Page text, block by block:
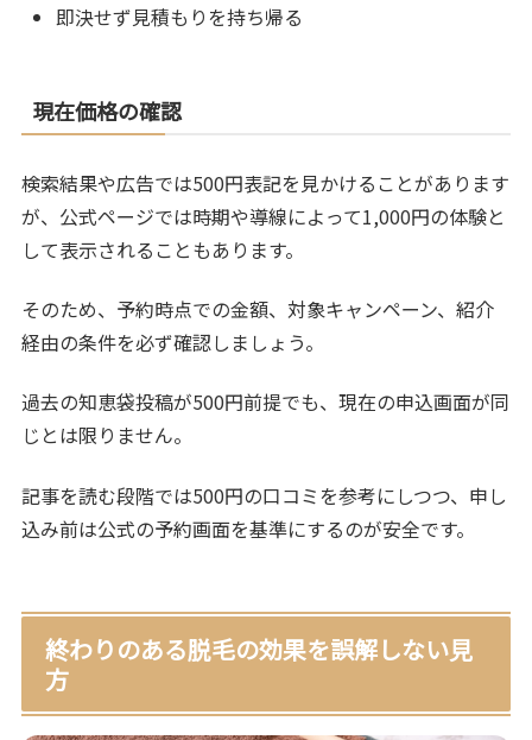
即決せず見積もりを持ち帰る
現在価格の確認
検索結果や広告では500円表記を見かけることがあります
が、公式ページでは時期や導線によって1,000円の体験と
して表示されることもあります。
そのため、予約時点での金額、対象キャンペーン、紹介
経由の条件を必ず確認しましょう。
過去の知恵袋投稿が500円前提でも、現在の申込画面が同
じとは限りません。
記事を読む段階では500円の口コミを参考にしつつ、申し
込み前は公式の予約画面を基準にするのが安全です。
終わりのある脱毛の効果を誤解しない見
方